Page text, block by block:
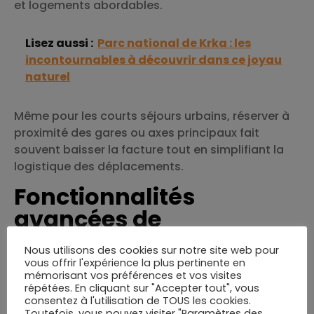
et logements abordables.
Lisez aussi : Parc national de Krka : les
incontournables à découvrir dans ce joyau
naturel
Même pour les courts séjours urbains, réserver à
proximité des gares ou axes principaux fait
souvent baisser la facture tout en simplifiant la
logistique des déplacements.
Fonctionnalités
avancées de
Skyscanner pour une
comparaison de tarifs
sur-mesure
Nous utilisons des cookies sur notre site web pour
vous offrir l'expérience la plus pertinente en
mémorisant vos préférences et vos visites
répétées. En cliquant sur "Accepter tout", vous
consentez à l'utilisation de TOUS les cookies.